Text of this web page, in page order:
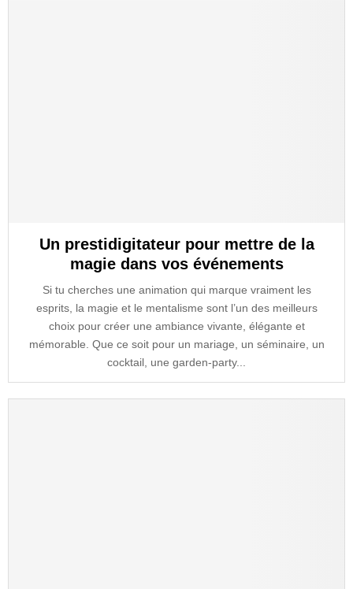
Un prestidigitateur pour mettre de la
magie dans vos événements
Si tu cherches une animation qui marque vraiment les
esprits, la magie et le mentalisme sont l’un des meilleurs
choix pour créer une ambiance vivante, élégante et
mémorable. Que ce soit pour un mariage, un séminaire, un
cocktail, une garden-party...